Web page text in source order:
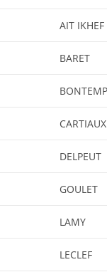
AIT IKHEF
BARET
CARTIAUX
DELPEUT
GOULET
LAMY
LECLEF